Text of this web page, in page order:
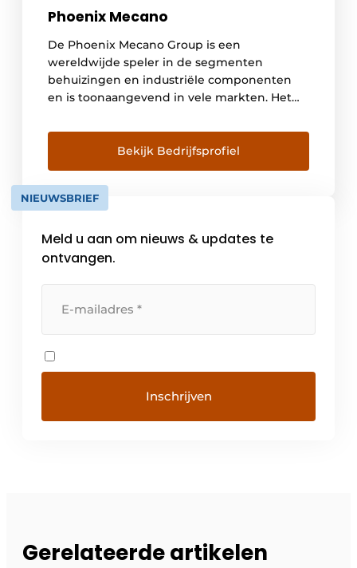
Phoenix Mecano
De Phoenix Mecano Group is een
wereldwijde speler in de segmenten
behuizingen en industriële componenten
en is toonaangevend in vele markten. Het
Rhein, Zwitserland. De Group heeft
wereldwijd ongeveer 7000 mensen in dienst
en behaalde in 2024 een omzet van 779,5
miljoen euro. Het bedrijf richt zich op de […]
Bekijk Bedrijfsprofiel
NIEUWSBRIEF
Meld u aan om nieuws & updates te
ontvangen.
Gerelateerde artikelen